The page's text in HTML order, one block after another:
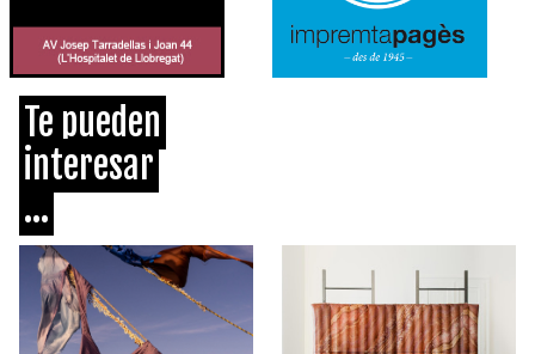
Te pueden
interesar
...